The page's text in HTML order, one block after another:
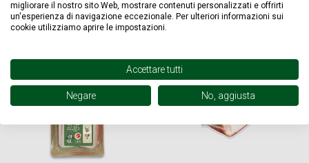
migliorare il nostro sito Web, mostrare contenuti personalizzati e offrirti
un'esperienza di navigazione eccezionale. Per ulteriori informazioni sui
cookie utilizziamo aprire le impostazioni.
Accettare tutti
Negare No, aggiusta